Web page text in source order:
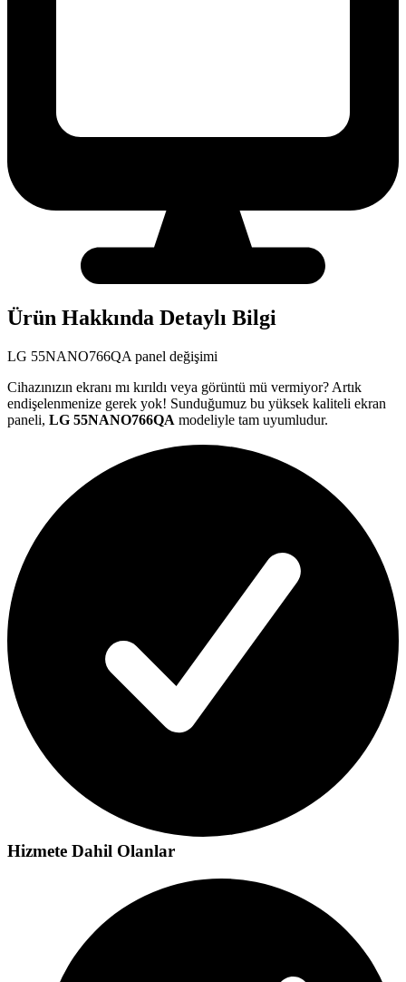
Ürün Hakkında Detaylı Bilgi
LG 55NANO766QA panel değişimi
Cihazınızın ekranı mı kırıldı veya görüntü mü vermiyor? Artık
endişelenmenize gerek yok! Sunduğumuz bu yüksek kaliteli ekran
paneli, LG 55NANO766QA modeliyle tam uyumludur.
Hizmete Dahil Olanlar